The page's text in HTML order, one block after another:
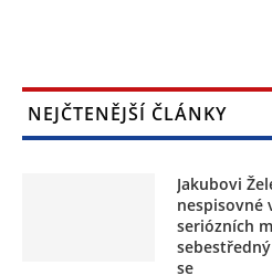
NEJČTENĚJŠÍ ČLÁNKY
Jakubovi
nespisovné
seriózních
se